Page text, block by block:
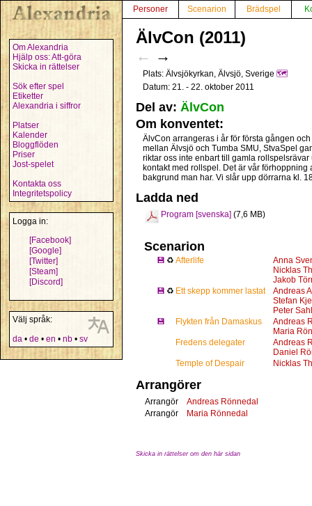
Om Alexandria
Hjälp oss: Att-göra
Skicka in rättelser
Sök efter spel
Etiketter
Alexandria i siffror
Platser
Kalender
Bloggflöden
Priser
Jost-spelet
Kontakta oss
Integritetspolicy
Logga in:
[Facebook]
[Google]
[Twitter]
[Steam]
[Discord]
Välj språk:
da • de • en • nb • sv
Personer Scenarion Brädspel
ÄlvCon (2011)
← →
Plats: Älvsjökyrkan, Älvsjö, Sverige 🗺️
Datum: 21. - 22. oktober 2011
Del av: ÄlvCon
Om konventet:
ÄlvCon arrangeras i år för första gången
mellan Älvsjö och Tumba SMU, StvaSpel
riktar oss inte enbart till gamla
kontakt med rollspel. Det är vår
bakgrund man har. Vi slår upp dörrarna kl.
Ladda ned
Program [svenska] (7,6 MB)
Scenarion
💾 ♻ Afterlife
Anna
Nicklas
Jakob
💾 ♻ Ett skepp kommer lastat
Andreas
Stefan
Peter
💾
Flykten från Damaskus
Andreas
Maria
Fredens delegater
Andreas
Daniel
Temple of Despair
Nicklas
Arrangörer
Arrangör
Andreas Rönnedal
Arrangör
Maria Rönnedal
Skicka in rättelser om den här sidan